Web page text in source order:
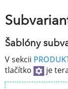
Šablóny
V sekcii
tlačítko
je